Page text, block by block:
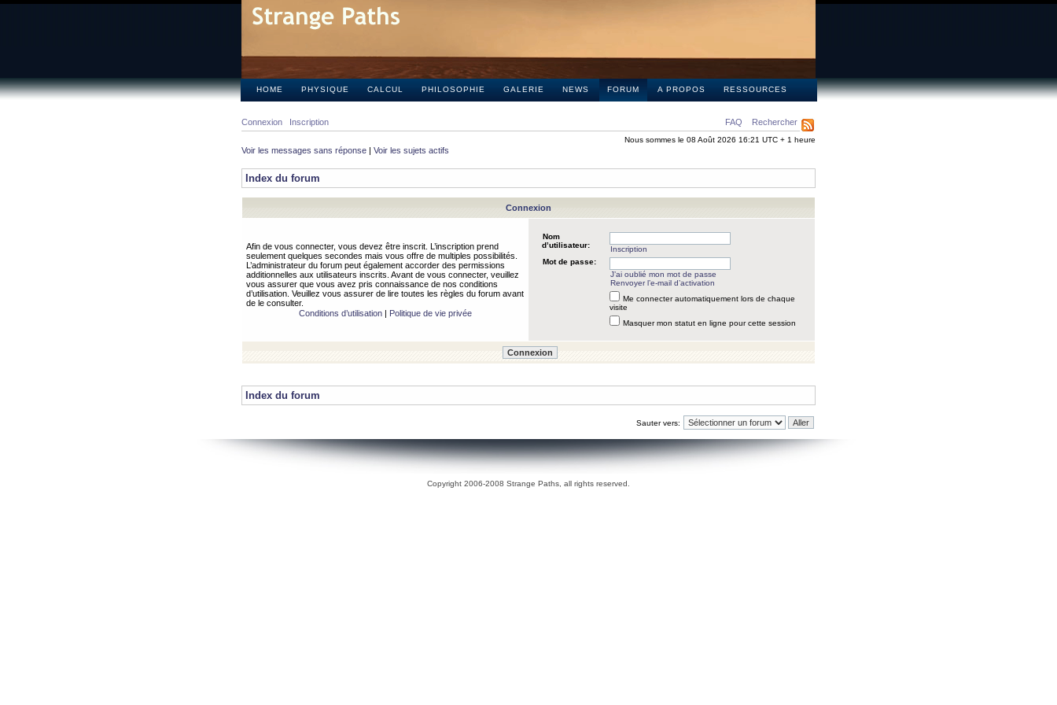
HOME PHYSIQUE CALCUL PHILOSOPHIE GALERIE NEWS FORUM A PROPOS RESSOURCES
FAQ Rechercher
Connexion Inscription
Nous sommes le 08 Août 2026 16:21 UTC + 1 heure
Voir les messages sans réponse | Voir les sujets actifs
Index du forum
Connexion
Afin de vous connecter, vous devez être inscrit. L’inscription prend
seulement quelques secondes mais vous offre de multiples possibilités.
L’administrateur du forum peut également accorder des permissions
additionnelles aux utilisateurs inscrits. Avant de vous connecter, veuillez
vous assurer que vous avez pris connaissance de nos conditions
d’utilisation. Veuillez vous assurer de lire toutes les règles du forum avant
de le consulter.
Conditions d’utilisation| Politique de vie privée
Nom
d’utilisateur:
Inscription
Mot de passe:
J’ai oublié mon mot de passe
Renvoyer l’e-mail d’activation
Me connecter automatiquement lors de chaque
visite
Masquer mon statut en ligne pour cette session
Index du forum
Sauter vers:
Copyright 2006-2008 Strange Paths, all rights reserved.